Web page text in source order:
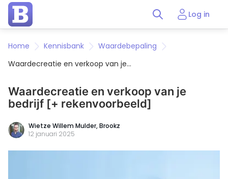
Log in
Home Kennisbank
Waardebepaling
Waardecreatie en verkoop van je
Waardecreatie en verkoop van je
bedrijf [+ rekenvoorbeeld]
Wietze Willem Mulder, Brookz
12 januari 2025